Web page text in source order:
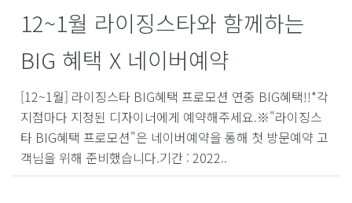
12~1월 라이징스타와 함께하는
BIG 혜택 X 네이버예약
[12~1월] 라이징스타 BIG혜택 프로모션 연중 BIG혜택!!*각
지점마다 지정된 디자이너에게 예약해주세요.※"라이징스
타 BIG혜택 프로모션"은 네이버예약을 통해 첫 방문예약 고
객님을 위해 준비했습니다.기간 : 2022..